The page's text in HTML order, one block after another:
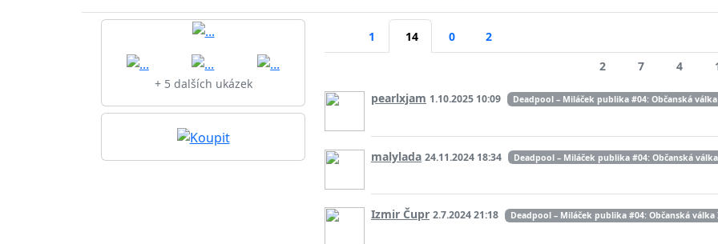
+ 5 dalších ukázek
1 14 0
2
2
7 4
pearlxjam 1.10.2025 10:09 Deadpool – Miláček publika #04: Občanská
malylada 24.11.2024 18:34 Deadpool – Miláček publika #04: Občanská
Izmir Čupr 2.7.2024 21:18 Deadpool – Miláček publika #04: Občanská válka